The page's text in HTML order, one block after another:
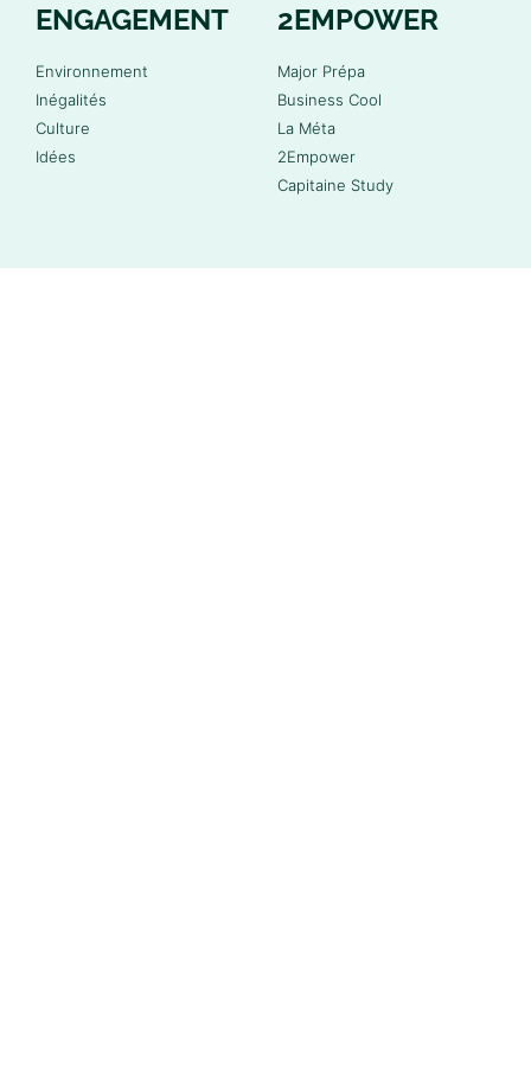
ENGAGEMENT
Environnement
Inégalités
Culture
Idées
2EMPOWER
Major Prépa
Business Cool
La Méta
2Empower
Capitaine Study